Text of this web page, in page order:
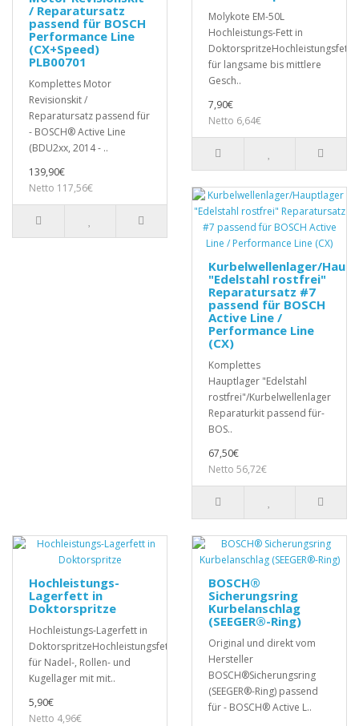
/ Reparatursatz
passend für BOSCH
Performance Line
(CX+Speed)
PLB00701
Komplettes Motor
Revisionskit /
Reparatursatz passend für
- BOSCH® Active Line
(BDU2xx, 2014 - ..
139,90€
Netto 117,56€
Molykote EM-50L
Hochleistungs-Fett in
DoktorspritzeHochleistungsfett
für langsame bis mittlere
Gesch..
7,90€
Netto 6,64€
Kurbelwellenlager/
"Edelstahl rostfrei"
Reparatursatz #7
passend für BOSCH
Active Line /
Performance Line
(CX)
Komplettes
Hauptlager "Edelstahl
rostfrei"/Kurbelwellenlager
Reparaturkit passend für-
BOS..
67,50€
Netto 56,72€
Hochleistungs-
Lagerfett in
Doktorspritze
Hochleistungs-Lagerfett in
DoktorspritzeHochleistungsfett
für Nadel-, Rollen- und
Kugellager mit mit..
5,90€
Netto 4,96€
BOSCH®
Sicherungsring
Kurbelanschlag
(SEEGER®-Ring)
Original und direkt vom
Hersteller
BOSCH®Sicherungsring
(SEEGER®-Ring) passend
für - BOSCH® Active L..